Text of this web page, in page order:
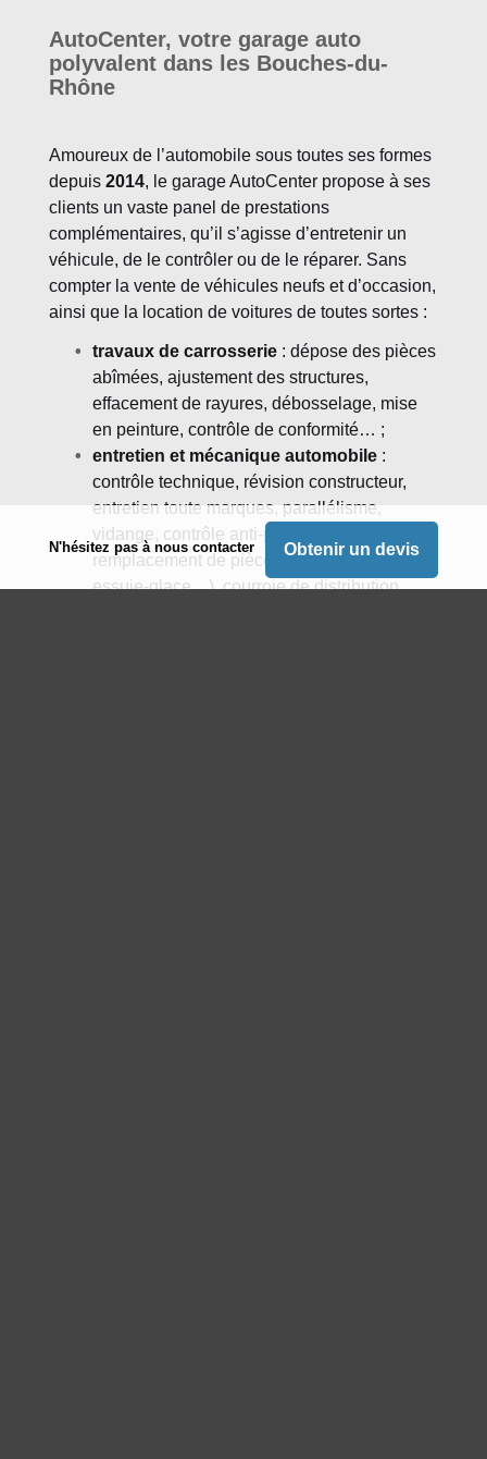
N'hésitez pas à nous contacter Obtenir un devis
AutoCenter, votre garage auto
polyvalent dans les Bouches-du-
Rhône
Amoureux de l’automobile sous toutes ses formes
depuis 2014, le garage AutoCenter propose à ses
clients un vaste panel de prestations
complémentaires, qu’il s’agisse d’entretenir un
véhicule, de le contrôler ou de le réparer. Sans
compter la vente de véhicules neufs et d’occasion,
ainsi que la location de voitures de toutes sortes :
travaux de carrosserie: dépose des pièces
abîmées, ajustement des structures,
effacement de rayures, débosselage, mise
en peinture, contrôle de conformité… ;
entretien et mécanique automobile:
contrôle technique, révision constructeur,
entretien toute marques, parallélisme,
vidange, contrôle anti-pollution,
remplacement de pièces auto (ampoules,
essuie-glace…), courroie de distribution,